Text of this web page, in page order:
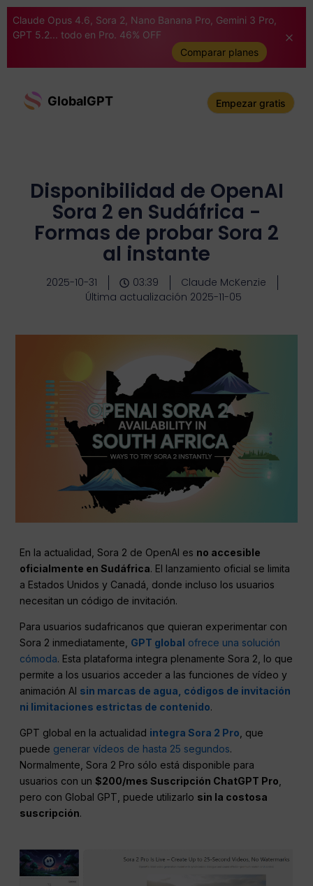
Claude Opus 4.6, Sora 2, Nano Banana Pro, Gemini 3 Pro,
GPT 5.2... todo en Pro. 46% OFF
Comparar planes
GlobalGPT Empezar gratis
Disponibilidad de OpenAI
Sora 2 en Sudáfrica -
Formas de probar Sora 2
al instante
2025-10-31 03:39
Claude McKenzie
Última actualización 2025-11-05
En la actualidad, Sora 2 de OpenAI es no accesible
oficialmente en Sudáfrica. El lanzamiento oficial se limita
a Estados Unidos y Canadá, donde incluso los usuarios
necesitan un código de invitación.
Para usuarios sudafricanos que quieran experimentar con
Sora 2 inmediatamente, GPT global ofrece una solución
cómoda. Esta plataforma integra plenamente Sora 2, lo que
permite a los usuarios acceder a las funciones de vídeo y
animación AI sin marcas de agua, códigos de invitación
ni limitaciones estrictas de contenido.
GPT global en la actualidad integra Sora 2 Pro, que
puede generar vídeos de hasta 25 segundos.
Normalmente, Sora 2 Pro sólo está disponible para
usuarios con un$200/mes Suscripción ChatGPT Pro,
pero con Global GPT, puede utilizarlo sin la costosa
suscripción.